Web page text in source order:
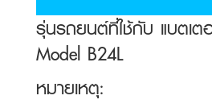
รุ่นรถยนต์ที่ใช้กับ แบตเ
Model B24L
หมายเหตุ: